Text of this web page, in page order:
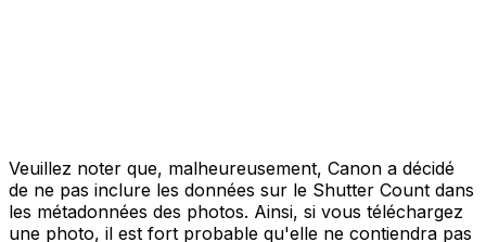
Veuillez noter que, malheureusement, Canon a décidé
de ne pas inclure les données sur le Shutter Count dans
les métadonnées des photos. Ainsi, si vous téléchargez
une photo, il est fort probable qu'elle ne contiendra pas